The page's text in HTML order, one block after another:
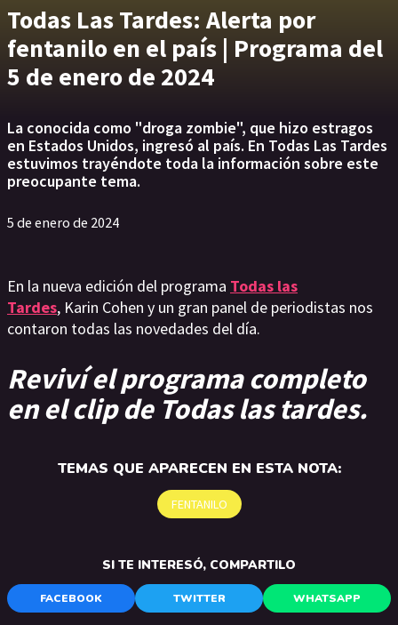
Todas Las Tardes: Alerta por
fentanilo en el país | Programa del
5 de enero de 2024
La conocida como "droga zombie", que hizo estragos
en Estados Unidos, ingresó al país. En Todas Las Tardes
estuvimos trayéndote toda la información sobre este
preocupante tema.
5 de enero de 2024
En la nueva edición del programa Todas las
Tardes, Karin Cohen y un gran panel de periodistas nos
contaron todas las novedades del día.
Reviví el programa completo
en el clip de Todas las tardes.
TEMAS QUE APARECEN EN ESTA NOTA:
FENTANILO
SI TE INTERESÓ, COMPARTILO
FACEBOOK TWITTER WHATSAPP